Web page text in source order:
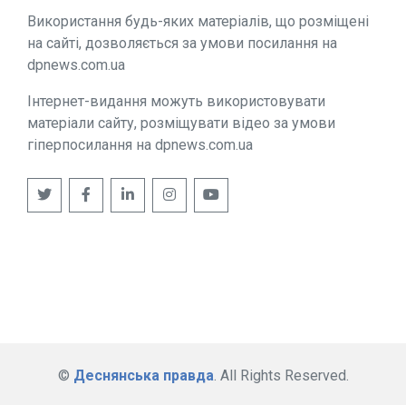
Використання будь-яких матеріалів, що розміщені
на сайті, дозволяється за умови посилання на
dpnews.com.ua
Інтернет-видання можуть використовувати
матеріали сайту, розміщувати відео за умови
гіперпосилання на dpnews.com.ua
© Деснянська правда. All Rights Reserved.